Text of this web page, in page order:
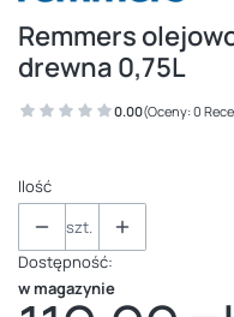
Remmers
drewna 0,75L
0.00(Oceny: 0
Ilość
szt.
Dostępność:
w magazynie